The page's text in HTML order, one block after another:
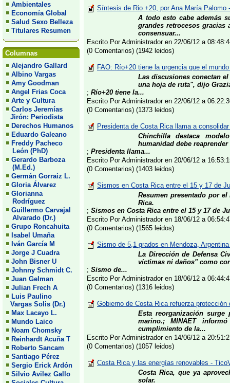
Ambientales
Economía Global
Salud Sexo Belleza
Titulares Resumen
Columnas
Alejandro Gallard
Albino Vargas
Amy Goodman
Angel Frias Coca
Arte y Cultura
Carlos Jeremías
Jirón: Periodista
Derechos Humanos
Eduardo Galeano
Freddy Pacheco
León (PhD)
Gerardo Barboza
(M.Ed.)
Germán Gorraiz L.
Gloria Álvarez
Glorianna
Rodríguez
Guillermo Carvajal
Alvarado (Dr.)
Grupo Roncahuita
Isabel Umaña
Iván García M
Jorge J Cuadra
John Bisner U
Johnny Schmidt C.
Juan Gelman
Julian Frech A
Luis Paulino
Vargas Solis (Dr.)
Max Lacayo L.
Mundo Laico
Noam Chomsky
Reinhardt Acuña T
Roberto Sancam
Santiago Pérez
Sergio Erick Ardón
Silvio Avilez Gallo
Síntesis de Rio +20, por Ana María
A todo esto cabe además
grandes retrocesos
consensuar...
Escrito Por Administrador en 22/06/12 a
(0 Comentarios) (1942 leidos)
FAO: Río+20 tiene la urgencia que el
Las discusiones conectan
una hoja de ruta", dijo
; Río+20 tiene la...
Escrito Por Administrador en 22/06/12 a
(0 Comentarios) (1373 leidos)
Presidenta de Costa Rica llama a
Chinchilla destaca
humanidad debe
; Presidenta llama...
Escrito Por Administrador en 20/06/12 a
(0 Comentarios) (1403 leidos)
Sismos en Costa Rica entre el 15 y 17 de
Resumen presentado por
Rica.
; Sismos en Costa Rica entre el 15 y 17 de
Escrito Por Administrador en 18/06/12 a
(0 Comentarios) (1565 leidos)
Sismo de 5,1 grados en Mendoza,
La Dirección de Defensa
víctimas ni daños" como
; Sismo de...
Escrito Por Administrador en 18/06/12 a
(0 Comentarios) (1316 leidos)
Gobierno de Costa Rica refuerza
Esta reorganización
marino.; MINAET
cumplimiento de la...
Escrito Por Administrador en 14/06/12 a
(0 Comentarios) (1057 leidos)
Costa Rica y las energías renovables -
Costa Rica, que ya
solar.